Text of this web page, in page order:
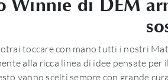
Winnie di DEM
toccare con mano tutti i nostri
alla ricca linea di idee pensate
vanno scelti sempre con grande